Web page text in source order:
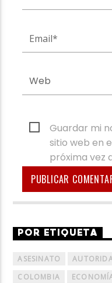
Guardar mi
sitio web en
próxima vez
POR ETIQUETA
ASESINATO
COLOMBIA